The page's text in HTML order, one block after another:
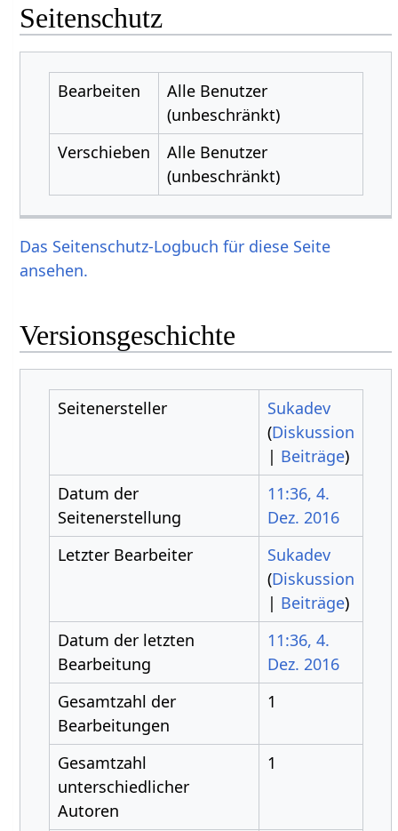
Seitenschutz
Bearbeiten
Alle Benutzer
(unbeschränkt)
Verschieben
Alle Benutzer
(unbeschränkt)
Das Seitenschutz-Logbuch für diese Seite
ansehen.
Versionsgeschichte
Seitenersteller
Sukadev
(Diskussion
| Beiträge)
Datum der
Seitenerstellung
11:36, 4.
Dez. 2016
Letzter Bearbeiter
Sukadev
(Diskussion
| Beiträge)
Datum der letzten
Bearbeitung
11:36, 4.
Dez. 2016
Gesamtzahl der
Bearbeitungen
1
Gesamtzahl
unterschiedlicher
Autoren
1